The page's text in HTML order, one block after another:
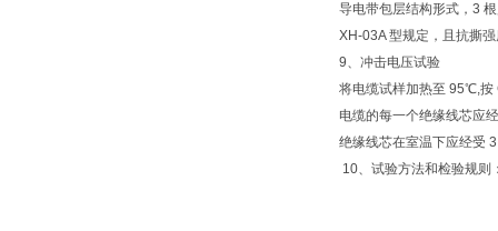
导电带包层结构形式，3
XH-03A 型规定，且抗撕
9、冲击电压试验
将电缆试样加热至 95℃,按
电缆的每一个绝缘线芯应
绝缘线芯在室温下应经受
10、试验方法和检验规则